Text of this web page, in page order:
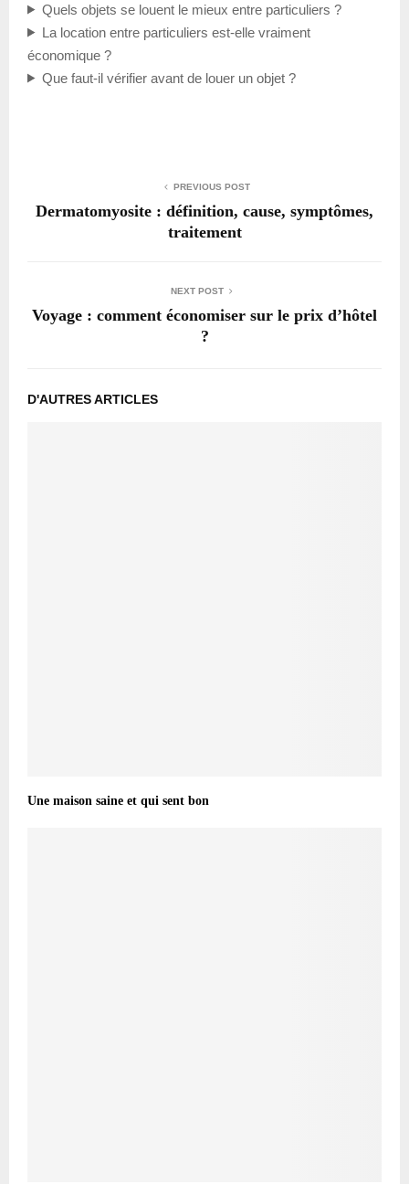
Quels objets se louent le mieux entre particuliers ?
La location entre particuliers est-elle vraiment
économique ?
Que faut-il vérifier avant de louer un objet ?
PREVIOUS POST
Dermatomyosite : définition, cause, symptômes,
traitement
NEXT POST
Voyage : comment économiser sur le prix d’hôtel
?
D'AUTRES ARTICLES
Une maison saine et qui sent bon